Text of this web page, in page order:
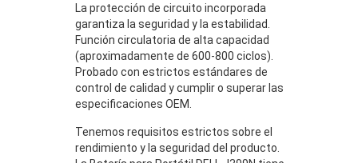
La protección de circuito incorporada
garantiza la seguridad y la estabilidad.
Función circulatoria de alta capacidad
(aproximadamente de 600-800 ciclos).
Probado con estrictos estándares de
control de calidad y cumplir o superar las
especificaciones OEM.
Tenemos requisitos estrictos sobre el
rendimiento y la seguridad del producto.